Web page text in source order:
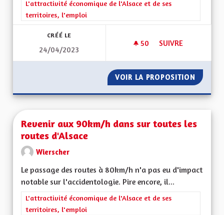
Filtrer les résultats de la catégorie : L'attractivité
L'attractivité économique de l'Alsace et de ses
territoires, l'emploi
CRÉÉ LE
24/04/2023
50 50 ABONNÉS
SUIVRE
VOIR LA PROPOSITION
Revenir aux 90km/h dans sur toutes les
routes d'Alsace
Wierscher
Le passage des routes à 80km/h n'a pas eu d'impact
notable sur l'accidentologie. Pire encore, il...
Filtrer les résultats de la catégorie : L'attractivité
L'attractivité économique de l'Alsace et de ses
territoires, l'emploi